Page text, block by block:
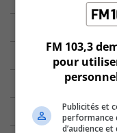
FM 103,3
pour
Publicités et
performance
d’audience